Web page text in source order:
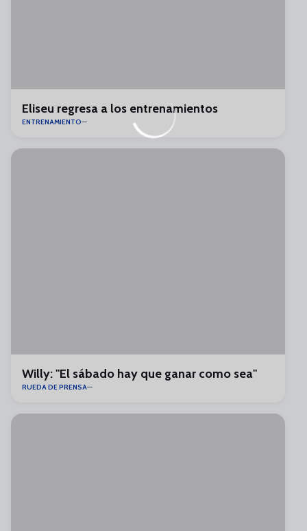
Eliseu regresa a los entrenamientos
ENTRENAMIENTO
Willy: "El sábado hay que ganar como sea"
RUEDA DE PRENSA